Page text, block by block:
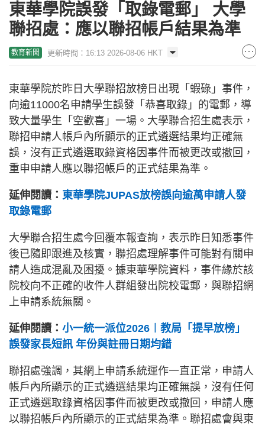
東華學院誤發「取錄電郵」 大學
聯招處：應以聯招帳戶結果為準
教育新聞 更新時間：16:13 2026-08-06 HKT
東華學院於昨日大學聯招放榜日出現「蝦碌」事件，
向逾11000名申請學生誤發「恭喜取錄」的電郵，導
致大量學生「空歡喜」一場。大學聯合招生處表示，
聯招申請人帳戶內所顯示的正式遴選結果均正確無
誤，沒有正式遴選取錄資格因事件而被更改或撤回，
重申申請人應以聯招帳戶的正式結果為準。
延伸閱讀： 東華學院JUPAS放榜誤向逾萬申請人發
取錄電郵
大學聯合招生處今回覆本報查詢，表示昨日知悉事件
後已隨即跟進及核實，聯招處理解事件可能對有關申
請人造成混亂及困擾。據東華學院資料，事件緣於該
院校向不正確的收件人群組發出院校電郵，與聯招網
上申請系統無關。
延伸閱讀： 小一統一派位2026︱教局「提早放榜」
誤發家長短訊 年份與註冊日期均錯
聯招處強調，其網上申請系統運作一直正常，申請人
帳戶內所顯示的正式遴選結果均正確無誤，沒有任何
正式遴選取錄資格因事件而被更改或撤回，申請人應
以聯招帳戶內所顯示的正式結果為準。聯招處會與東